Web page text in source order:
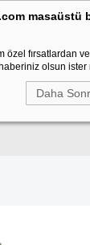
masaüstü
özel fırsatlardan
olsun ister
Daha